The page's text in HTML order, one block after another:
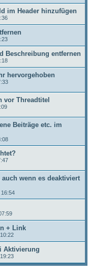
im Header hinzufügen
Beschreibung entfernen
hervorgehoben
vor Threadtitel
Beiträge etc. im
wenn es deaktiviert
16:54
+ Link
Aktivierung